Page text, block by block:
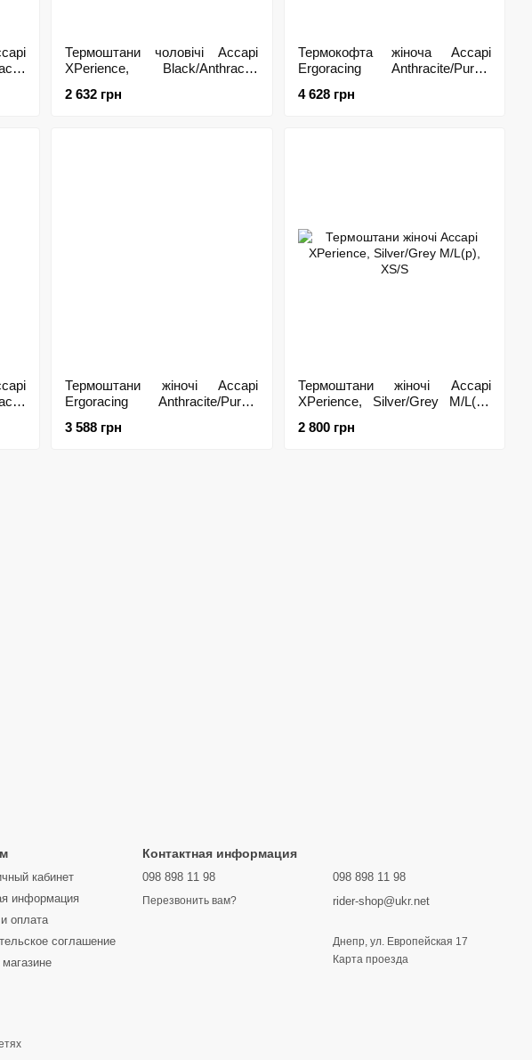
Термоштани чоловічі Accapi
XPerience, Black/Anthracite
2 632 грн
Термокофта жіноча Accapi
Ergoracing Anthracite/Purple
4 628 грн
Термоштани жіночі Accapi
Ergoracing Anthracite/Purple
3 588 грн
Термоштани жіночі Accapi
XPerience, Silver/Grey M/L(р),
2 800 грн
кабинет
информация
оплата
соглашение
Контактная информация
098 898 11 98
Перезвонить вам?
098 898 11 98
rider-shop@ukr.net
Днепр, ул. Европейская 17
Карта проезда